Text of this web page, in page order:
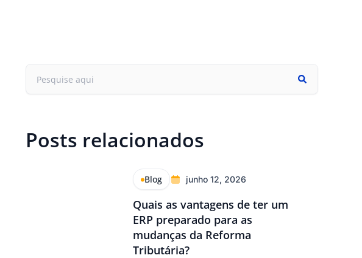
Posts relacionados
Blog junho 12, 2026
Quais as vantagens de ter um
ERP preparado para as
mudanças da Reforma
Tributária?